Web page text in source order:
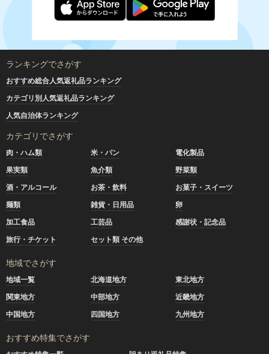
ランキングでさがす
おすすめ総合人気返礼品ランキング
カテゴリ別人気返礼品ランキング
人気自治体ランキング
カテゴリでさがす
肉・ハム類 米・パン
電化製品
果実類
魚介類
野菜類
酒・アルコール
お茶・飲料
お菓子・スイーツ
麺類
雑貨・日用品
卵
加工食品
工芸品
感謝状・記念品
旅行・チケット
セット類 その他
地域でさがす
地域一覧 北海道地方
東北地方
関東地方
中部地方
近畿地方
中国地方
四国地方 九州地方
おすすめ特集でさがす